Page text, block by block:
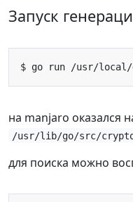
Запуск
$ go run /usr/
на manjaro оказался
/usr/lib/go/src/
для поиска можно